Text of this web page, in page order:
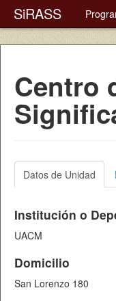
SiRASS
Centro
Datos de Unidad
Institución o
UACM
Domicilio
San Lorenzo 180